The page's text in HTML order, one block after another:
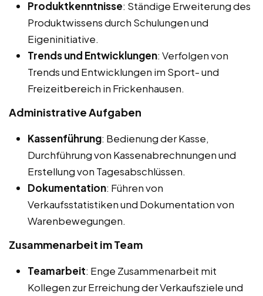
Produktkenntnisse: Ständige Erweiterung des
Produktwissens durch Schulungen und
Eigeninitiative.
Trends und Entwicklungen: Verfolgen von
Trends und Entwicklungen im Sport- und
Freizeitbereich in Frickenhausen.
Administrative Aufgaben
Kassenführung: Bedienung der Kasse,
Durchführung von Kassenabrechnungen und
Erstellung von Tagesabschlüssen.
Dokumentation: Führen von
Verkaufsstatistiken und Dokumentation von
Warenbewegungen.
Zusammenarbeit im Team
Teamarbeit: Enge Zusammenarbeit mit
Kollegen zur Erreichung der Verkaufsziele und